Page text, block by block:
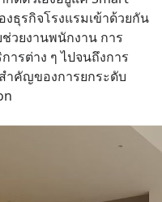
ธุรกิจโรงแรมเข้าด้วยกัน
วยงานพนักงาน การ
รต่าง ๆ ไปจนถึงการ
ำคัญของการยกระดับ